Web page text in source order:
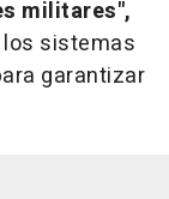
militares",
sistemas
garantizar